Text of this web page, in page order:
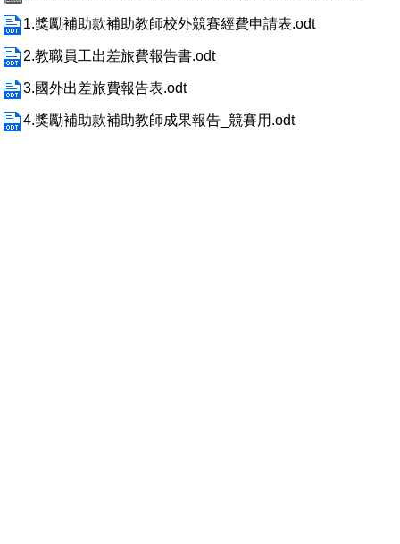
1.獎勵補助款補助教師校外競賽經費申請表.odt
2.教職員工出差旅費報告書.odt
3.國外出差旅費報告表.odt
4.獎勵補助款補助教師成果報告_競賽用.odt